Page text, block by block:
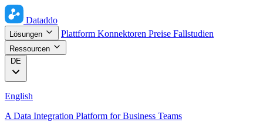
Dataddo
Lösungen Plattform Konnektoren Preise Fallstudien
Ressourcen
DE
English
A Data Integration Platform for Business Teams